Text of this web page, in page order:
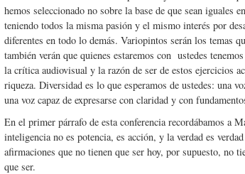
hemos seleccionado no sobre la base de que sean iguales
teniendo todos la misma pasión y el mismo interés por
diferentes en todo lo demás. Variopintos serán los temas
también verán que quienes estaremos con ustedes
la crítica audiovisual y la razón de ser de estos ejercicios
riqueza. Diversidad es lo que esperamos de ustedes: una
una voz capaz de expresarse con claridad y con
En el primer párrafo de esta conferencia recordábamos a
inteligencia no es potencia, es acción, y la verdad es
afirmaciones que no tienen que ser hoy, por supuesto, no
que ser.